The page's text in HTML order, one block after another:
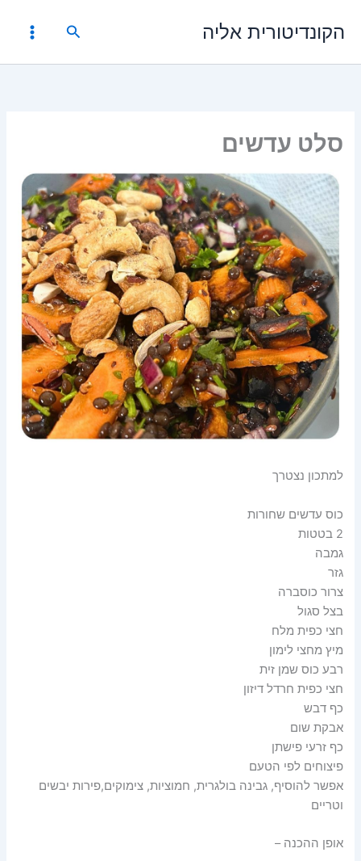
לתוכןהקונדיטורית אליה חיפוש
סלט עדשים
למתכון נצטרך
כוס עדשים שחורות
2 בטטות
גמבה
גזר
צרור כוסברה
בצל סגול
חצי כפית מלח
מיץ מחצי לימון
רבע כוס שמן זית
חצי כפית חרדל דיזון
כף דבש
אבקת שום
כף זרעי פישתן
פיצוחים לפי הטעם
אפשר להוסיף, גבינה בולגרית, חמוציות, צימוקים,פירות יבשים
וטריים
אופן ההכנה –